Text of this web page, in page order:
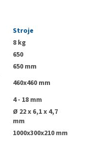
Stroje
8 kg
650
650 mm
460x460 mm
4 - 18 mm
Ø 22 x 6,1 x 4,7
mm
1000x300x210 mm